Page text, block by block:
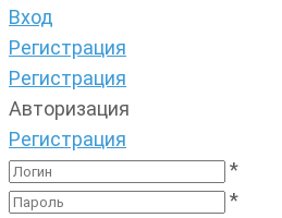
Вход
Регистрация
Регистрация
Авторизация
Регистрация
*
*